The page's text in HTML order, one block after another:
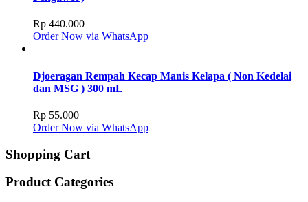
Rp 440.000
Order Now via WhatsApp
Djoeragan Rempah Kecap Manis Kelapa ( Non Kedelai
dan MSG ) 300 mL
Rp 55.000
Order Now via WhatsApp
Shopping Cart
Product Categories